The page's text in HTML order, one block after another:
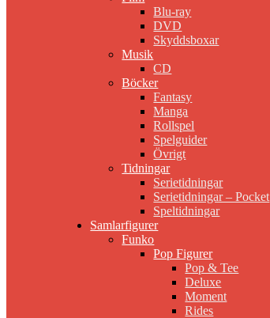
Blu-ray
DVD
Skyddsboxar
Musik
CD
Böcker
Fantasy
Manga
Rollspel
Spelguider
Övrigt
Tidningar
Serietidningar
Serietidningar – Pocket
Speltidningar
Samlarfigurer
Funko
Pop Figurer
Pop & Tee
Deluxe
Moment
Rides